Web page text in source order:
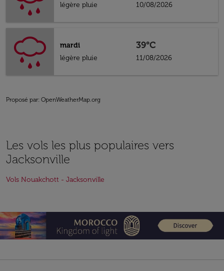
légère pluie
10/08/2026
mardi
légère pluie
39°C
11/08/2026
Proposé par: OpenWeatherMap.org
Les vols les plus populaires vers
Jacksonville
Vols Nouakchott - Jacksonville